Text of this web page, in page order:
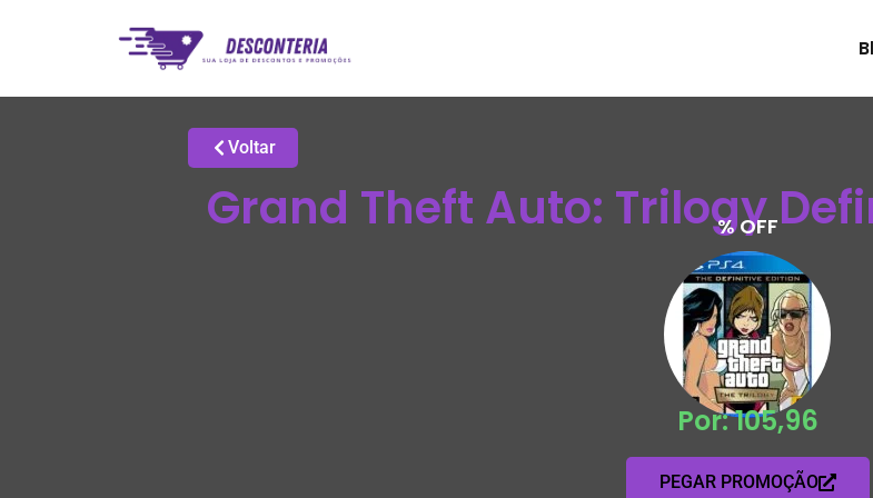
Voltar
Grand Theft Auto: Trilogy
% OFF
Por: 105,96
PEGAR PROMOÇÃO